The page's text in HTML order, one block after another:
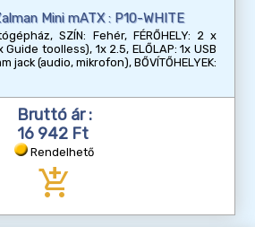
Mini mATX : P10-WHITE
SZÍN: Fehér, FÉRŐHELY: 2 x
toolless), 1x 2.5, ELŐLAP: 1x USB
jack (audio, mikrofon), BŐVÍTŐHELYEK:
Bruttó ár :
16 942 Ft
Rendelhető
add_shopping_cart